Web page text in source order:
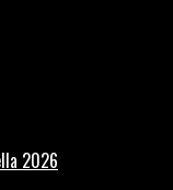
2026